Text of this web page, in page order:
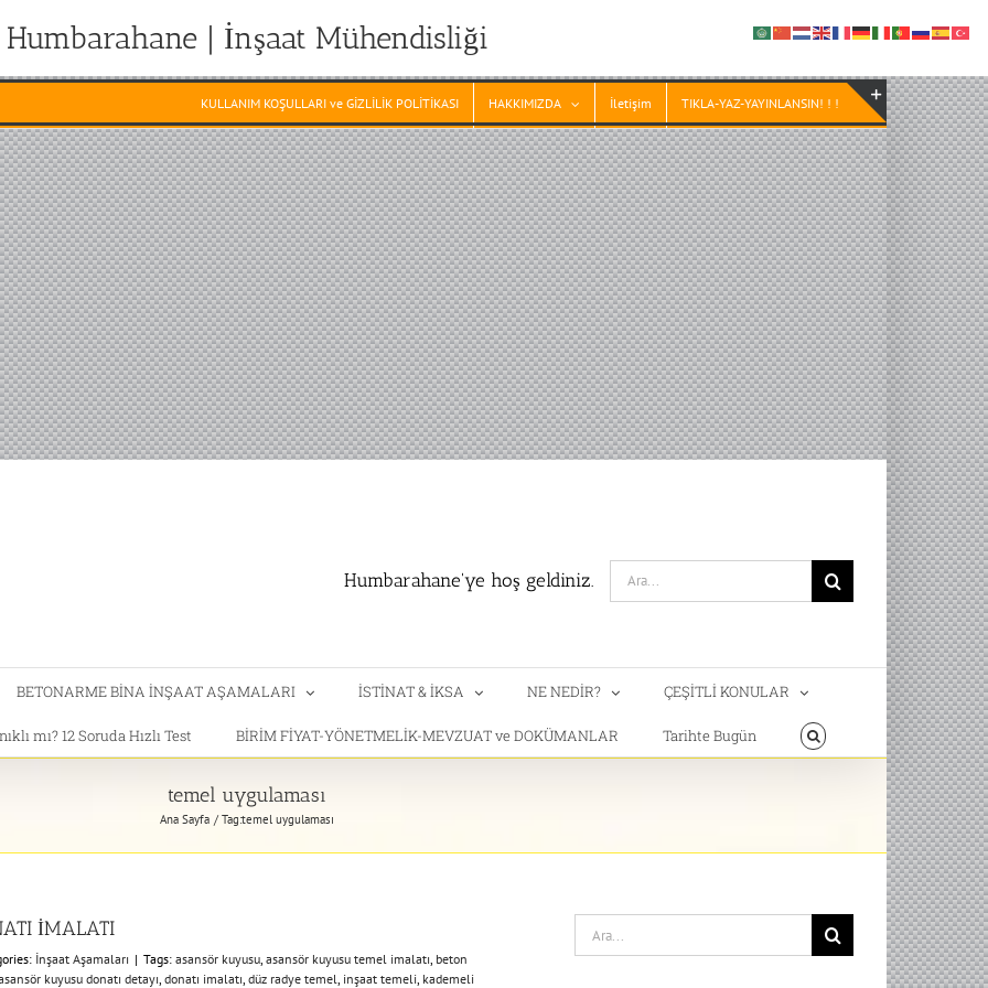
Humbarahane | İnşaat Mühendisliği
KULLANIM KOŞULLARI ve GİZLİLİK POLİTİKASI HAKKIMIZDA İletişim TIKLA-YAZ-YAYINLANSIN! ! !
Humbarahane'ye hoş geldiniz.
Search
for:
BETONARME BİNA İNŞAAT AŞAMALARI İSTİNAT & İKSA NE NEDİR? ÇEŞİTLİ KONULAR
mı? 12 Soruda Hızlı Test BİRİM FİYAT-YÖNETMELİK-MEVZUAT ve DOKÜMANLAR Tarihte Bugün
temel uygulaması
Ana Sayfa Tag:temel uygulaması
İMALATI
İnşaat Aşamaları | Tags: asansör kuyusu, asansör kuyusu temel imalatı, beton
kuyusu donatı detayı, donatı imalatı, düz radye temel, inşaat temeli, kademeli
Search
for:
Toggle
Sliding
Bar
Area